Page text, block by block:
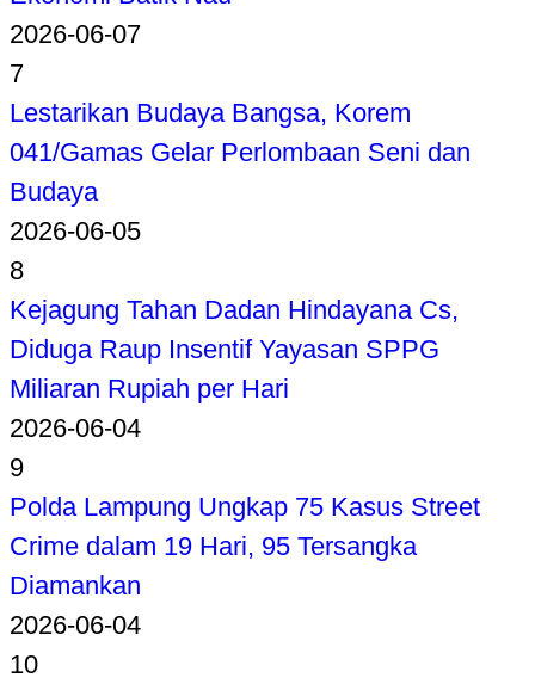
2026-06-07
7
Lestarikan Budaya Bangsa, Korem
041/Gamas Gelar Perlombaan Seni dan
Budaya
2026-06-05
8
Kejagung Tahan Dadan Hindayana Cs,
Diduga Raup Insentif Yayasan SPPG
Miliaran Rupiah per Hari
2026-06-04
9
Polda Lampung Ungkap 75 Kasus Street
Crime dalam 19 Hari, 95 Tersangka
Diamankan
2026-06-04
10